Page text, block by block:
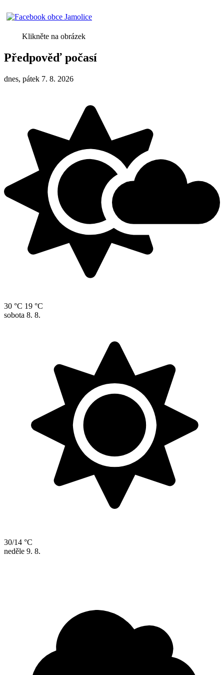
Klikněte na obrázek
Předpověď počasí
dnes, pátek 7. 8. 2026
30 °C 19 °C
sobota 8. 8.
30/14 °C
neděle 9. 8.